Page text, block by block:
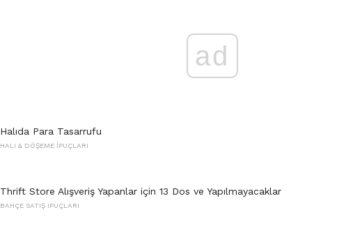
ad
Halıda Para Tasarrufu
HALI & DÖŞEME İPUÇLARI
Thrift Store Alışveriş Yapanlar için 13 Dos ve Yapılmayacaklar
BAHÇE SATIŞ IPUÇLARI